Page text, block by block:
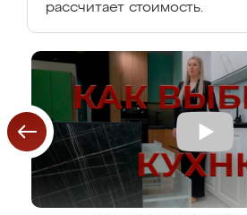
рассчитает стоимость.